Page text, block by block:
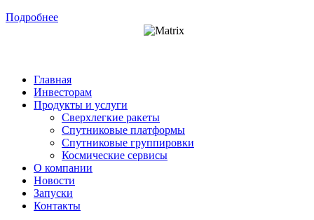
Подробнее
Главная
Инвесторам
Продукты и услуги
Сверхлегкие ракеты
Спутниковые платформы
Спутниковые группировки
Космические сервисы
О компании
Новости
Запуски
Контакты